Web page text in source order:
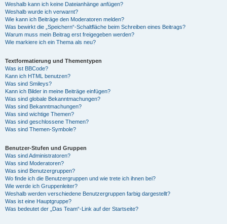
Weshalb kann ich keine Dateianhänge anfügen?
Weshalb wurde ich verwarnt?
Wie kann ich Beiträge den Moderatoren melden?
Was bewirkt die „Speichern“-Schaltfläche beim Schreiben eines Beitrags?
Warum muss mein Beitrag erst freigegeben werden?
Wie markiere ich ein Thema als neu?
Textformatierung und Thementypen
Was ist BBCode?
Kann ich HTML benutzen?
Was sind Smileys?
Kann ich Bilder in meine Beiträge einfügen?
Was sind globale Bekanntmachungen?
Was sind Bekanntmachungen?
Was sind wichtige Themen?
Was sind geschlossene Themen?
Was sind Themen-Symbole?
Benutzer-Stufen und Gruppen
Was sind Administratoren?
Was sind Moderatoren?
Was sind Benutzergruppen?
Wo finde ich die Benutzergruppen und wie trete ich ihnen bei?
Wie werde ich Gruppenleiter?
Weshalb werden verschiedene Benutzergruppen farbig dargestellt?
Was ist eine Hauptgruppe?
Was bedeutet der „Das Team“-Link auf der Startseite?